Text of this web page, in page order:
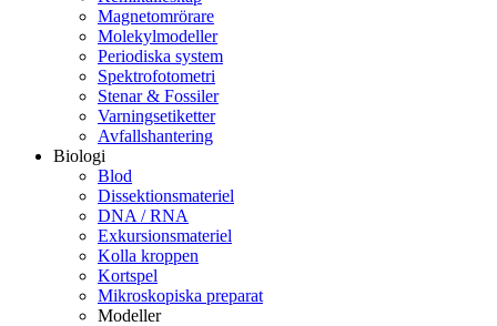
Magnetomrörare
Molekylmodeller
Periodiska system
Spektrofotometri
Stenar & Fossiler
Varningsetiketter
Avfallshantering
Biologi
Blod
Dissektionsmateriel
DNA / RNA
Exkursionsmateriel
Kolla kroppen
Kortspel
Mikroskopiska preparat
Modeller